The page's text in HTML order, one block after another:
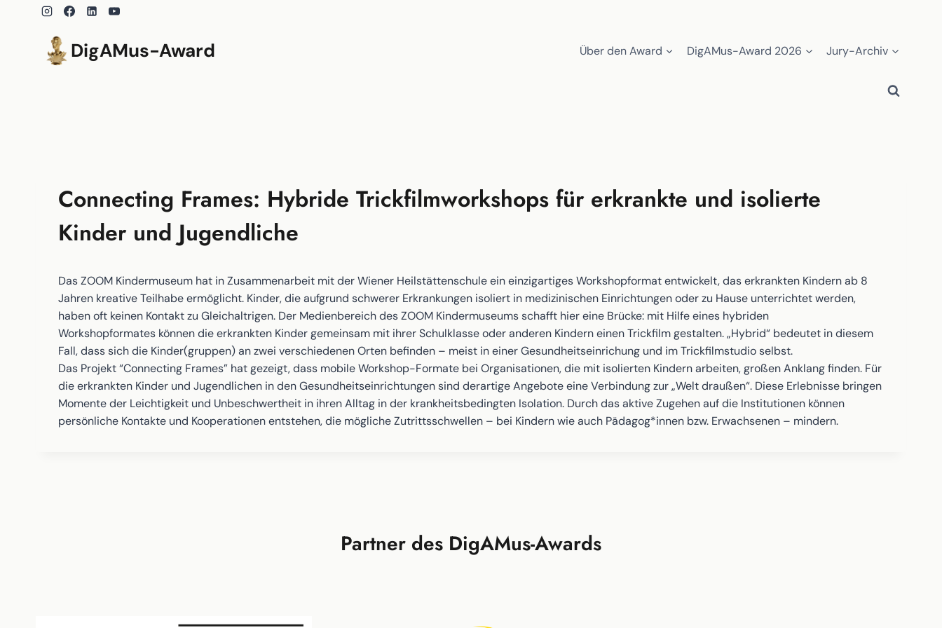
DigAMus-Award Über den Award DigAMus-Award 2026 Jury-Archiv
Connecting Frames: Hybride Trickfilmworkshops für erkrankte und isolierte
Kinder und Jugendliche
Das ZOOM Kindermuseum hat in Zusammenarbeit mit der Wiener Heilstättenschule ein einzigartiges Workshopformat entwickelt, das erkrankten Kindern ab 8
Jahren kreative Teilhabe ermöglicht. Kinder, die aufgrund schwerer Erkrankungen isoliert in medizinischen Einrichtungen oder zu Hause unterrichtet werden,
haben oft keinen Kontakt zu Gleichaltrigen. Der Medienbereich des ZOOM Kindermuseums schafft hier eine Brücke: mit Hilfe eines hybriden
Workshopformates können die erkrankten Kinder gemeinsam mit ihrer Schulklasse oder anderen Kindern einen Trickfilm gestalten. „Hybrid“ bedeutet in diesem
Fall, dass sich die Kinder(gruppen) an zwei verschiedenen Orten befinden – meist in einer Gesundheitseinrichung und im Trickfilmstudio selbst.
Das Projekt “Connecting Frames” hat gezeigt, dass mobile Workshop-Formate bei Organisationen, die mit isolierten Kindern arbeiten, großen Anklang finden. Für
die erkrankten Kinder und Jugendlichen in den Gesundheitseinrichtungen sind derartige Angebote eine Verbindung zur „Welt draußen“. Diese Erlebnisse bringen
Momente der Leichtigkeit und Unbeschwertheit in ihren Alltag in der krankheitsbedingten Isolation. Durch das aktive Zugehen auf die Institutionen können
persönliche Kontakte und Kooperationen entstehen, die mögliche Zutrittsschwellen – bei Kindern wie auch Pädagog*innen bzw. Erwachsenen – mindern.
Partner des DigAMus-Awards